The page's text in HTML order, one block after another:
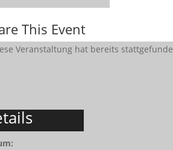
This Event
Veranstaltung hat bereits